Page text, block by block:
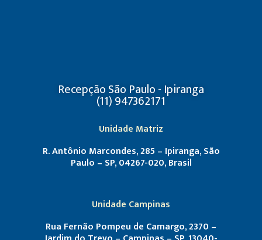
Recepção São Paulo - Ipiranga
(11) 947362171
Unidade Matriz
R. Antônio Marcondes, 285 – Ipiranga, São
Paulo – SP, 04267-020, Brasil
Unidade Campinas
Rua Fernão Pompeu de Camargo, 2370 –